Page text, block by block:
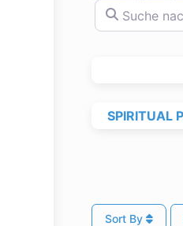
Suche nach
SPIRITUAL
Sort By